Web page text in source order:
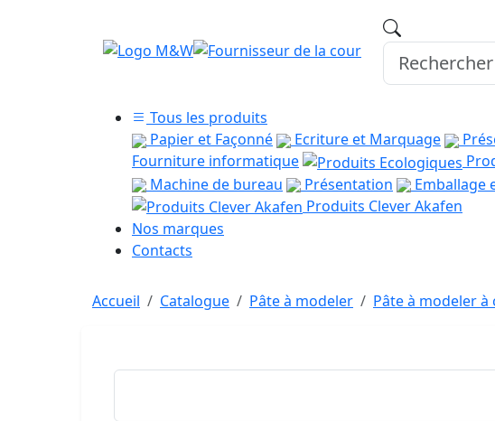
Tous les produits
Papier et Façonné
Ecriture et Marquage
Fourniture informatique
Machine de bureau
Présentation Emballage
Produits Clever Akafen
Nos marques
Contacts
Accueil Catalogue Pâte à modeler Pâte à modeler à